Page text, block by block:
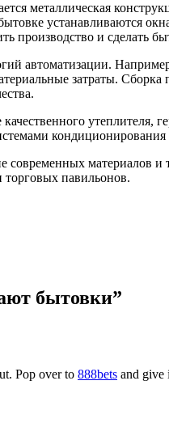
металлическая
устанавливаются
производство и сделать
автоматизации.
затраты. Сборка
утеплителя,
материалов и
павильонов.
бытовки”
Pop over to 888bets and give